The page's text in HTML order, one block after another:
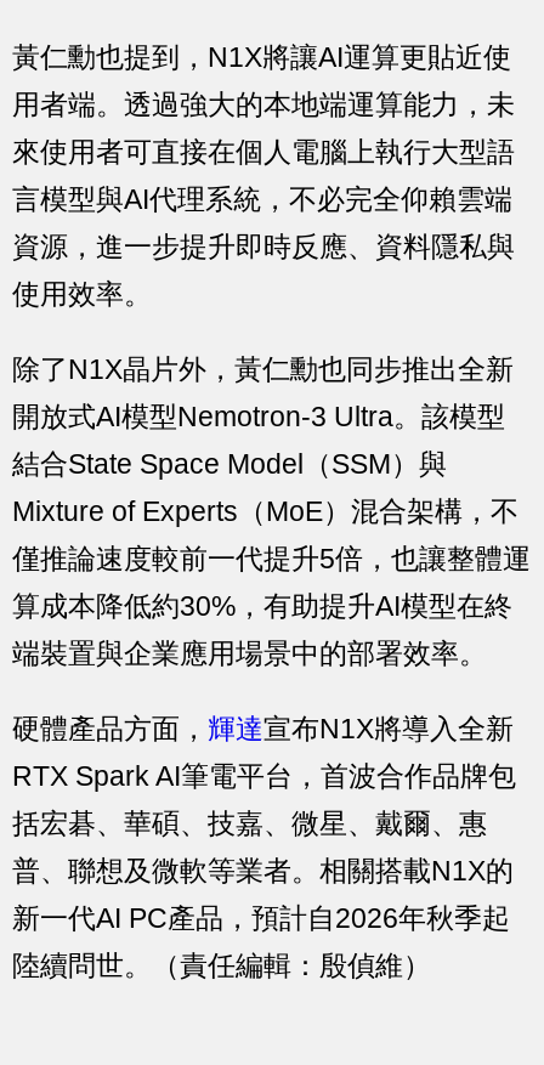
黃仁勳也提到，N1X將讓AI運算更貼近使
用者端。透過強大的本地端運算能力，未
來使用者可直接在個人電腦上執行大型語
言模型與AI代理系統，不必完全仰賴雲端
資源，進一步提升即時反應、資料隱私與
使用效率。
除了N1X晶片外，黃仁勳也同步推出全新
開放式AI模型Nemotron-3 Ultra。該模型
結合State Space Model（SSM）與
Mixture of Experts（MoE）混合架構，不
僅推論速度較前一代提升5倍，也讓整體運
算成本降低約30%，有助提升AI模型在終
端裝置與企業應用場景中的部署效率。
硬體產品方面， 輝達宣布N1X將導入全新
RTX Spark AI筆電平台，首波合作品牌包
括宏碁、華碩、技嘉、微星、戴爾、惠
普、聯想及微軟等業者。相關搭載N1X的
新一代AI PC產品，預計自2026年秋季起
陸續問世。（責任編輯：殷偵維）